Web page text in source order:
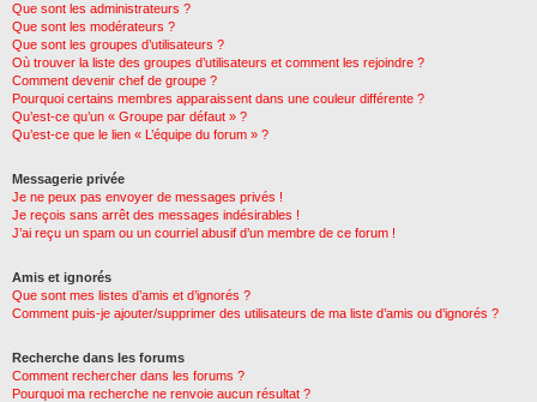
Que sont les administrateurs ?
Que sont les modérateurs ?
Que sont les groupes d’utilisateurs ?
Où trouver la liste des groupes d’utilisateurs et comment les rejoindre ?
Comment devenir chef de groupe ?
Pourquoi certains membres apparaissent dans une couleur différente ?
Qu’est-ce qu’un « Groupe par défaut » ?
Qu’est-ce que le lien « L’équipe du forum » ?
Messagerie privée
Je ne peux pas envoyer de messages privés !
Je reçois sans arrêt des messages indésirables !
J’ai reçu un spam ou un courriel abusif d’un membre de ce forum !
Amis et ignorés
Que sont mes listes d’amis et d’ignorés ?
Comment puis-je ajouter/supprimer des utilisateurs de ma liste d’amis ou d’ignorés ?
Recherche dans les forums
Comment rechercher dans les forums ?
Pourquoi ma recherche ne renvoie aucun résultat ?